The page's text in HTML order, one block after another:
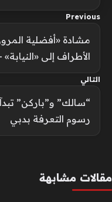
Previous
مشادة «أفضلية
الأطراف إلى
التالي
“سالك” و”باركن”
رسوم التعرفة بدبي
مقالات مشابهة